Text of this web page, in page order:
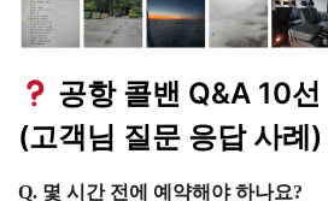
공항 콜밴 Q&A 10선
(고객님 질문 응답 사례)
Q. 몇 시간 전에 예약해야 하나요?